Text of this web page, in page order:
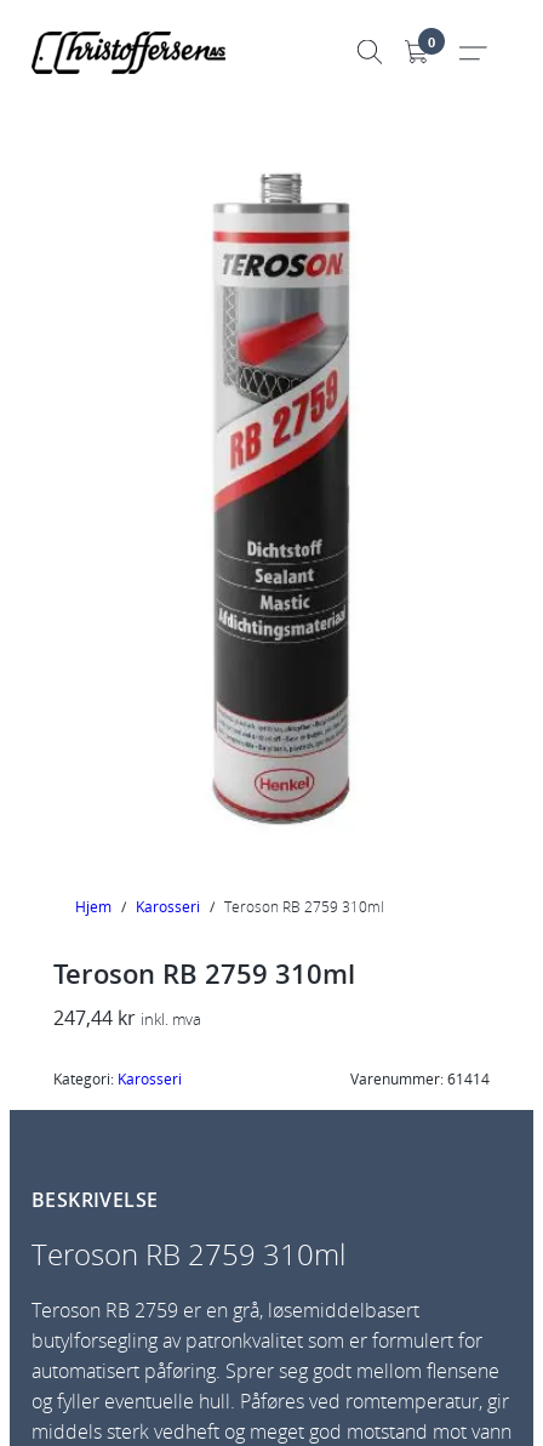
0
Hjem / Karosseri / Teroson RB 2759 310ml
Teroson RB 2759 310ml
247,44 kr inkl. mva
Kategori: Karosseri Varenummer:61414
BESKRIVELSE
Teroson RB 2759 310ml
Teroson RB 2759 er en grå, løsemiddelbasert
butylforsegling av patronkvalitet som er formulert for
automatisert påføring. Sprer seg godt mellom flensene
og fyller eventuelle hull. Påføres ved romtemperatur, gir
middels sterk vedheft og meget god motstand mot vann